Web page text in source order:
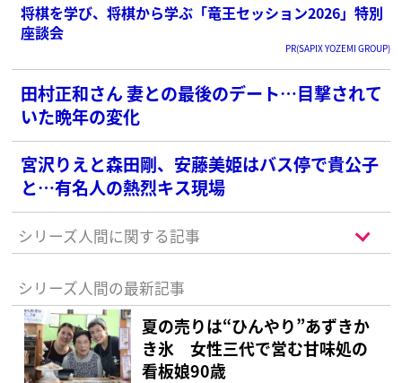
将棋を学び、将棋から学ぶ「竜王セッション2026」特別
座談会
PR(SAPIX YOZEMI GROUP)
田村正和さん 妻との最後のデート…目撃されて
いた晩年の変化
宮沢りえと森田剛、安藤美姫はバス停で貴公子
と…有名人の熱烈キス現場
シリーズ人間に関する記事
シリーズ人間の最新記事
夏の売りは“ひんやり”あずきか
き氷 女性三代で営む甘味処の
看板娘90歳